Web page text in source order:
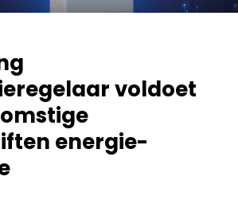
statement
voldoet
energie-